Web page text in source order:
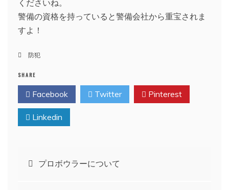
くださいね。
警備の資格を持っていると警備会社から重宝されま
すよ！
防犯
SHARE
Facebook Twitter Pinterest
Linkedin
投
プロボウラーについて